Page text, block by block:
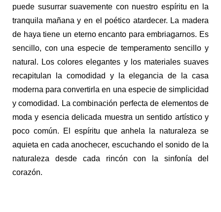
puede susurrar suavemente con nuestro espíritu en la
tranquila mañana y en el poético atardecer. La madera
de haya tiene un eterno encanto para embriagarnos. Es
sencillo, con una especie de temperamento sencillo y
natural. Los colores elegantes y los materiales suaves
recapitulan la comodidad y la elegancia de la casa
moderna para convertirla en una especie de simplicidad
y comodidad. La combinación perfecta de elementos de
moda y esencia delicada muestra un sentido artístico y
poco común. El espíritu que anhela la naturaleza se
aquieta en cada anochecer, escuchando el sonido de la
naturaleza desde cada rincón con la sinfonía del
corazón.